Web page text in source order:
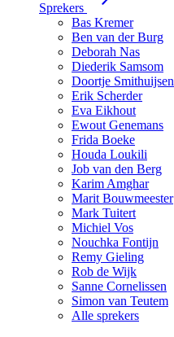
Sprekers
Bas Kremer
Ben van der Burg
Deborah Nas
Diederik Samsom
Doortje Smithuijsen
Erik Scherder
Eva Eikhout
Ewout Genemans
Frida Boeke
Houda Loukili
Job van den Berg
Karim Amghar
Marit Bouwmeester
Mark Tuitert
Michiel Vos
Nouchka Fontijn
Remy Gieling
Rob de Wijk
Sanne Cornelissen
Simon van Teutem
Alle sprekers